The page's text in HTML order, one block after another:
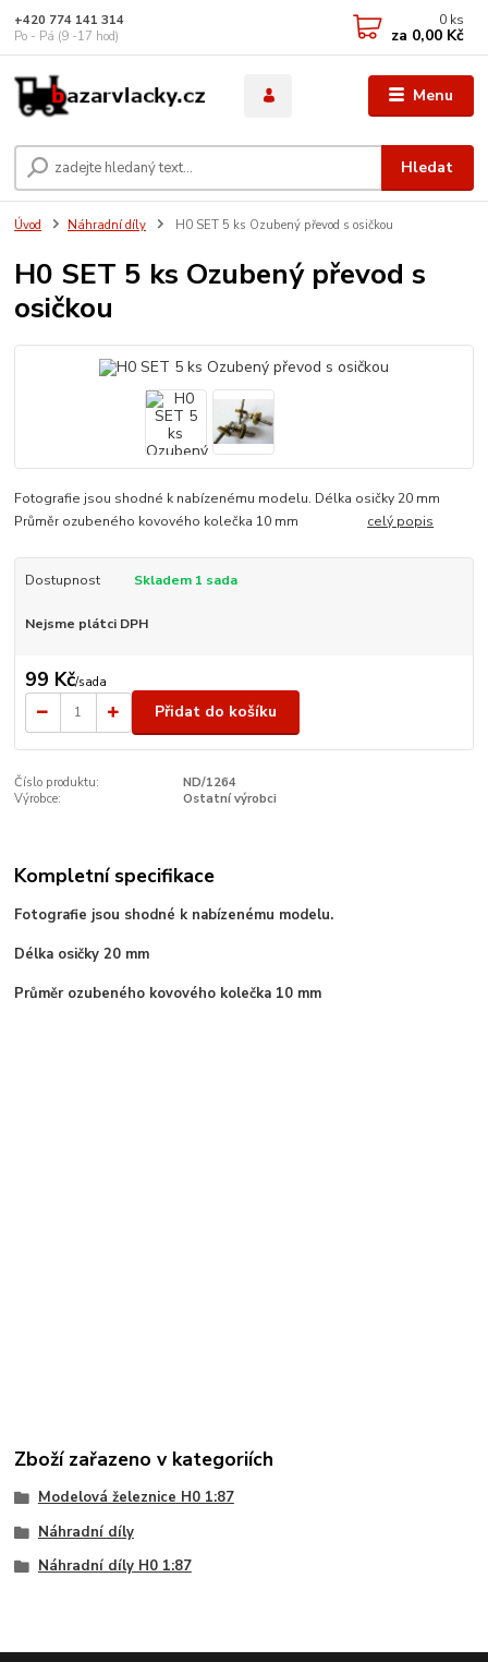
Menu
Hledat
+420 774 141 314
Po - Pá (9 -17 hod)
0 ks
za 0,00 Kč
Úvod Náhradní díly H0 SET 5 ks Ozubený převod s osičkou
H0 SET 5 ks Ozubený převod s
osičkou
Fotografie jsou shodné k nabízenému modelu. Délka osičky 20 mm
Průměr ozubeného kovového kolečka 10 mm celý popis
Dostupnost Skladem 1 sada
Nejsme plátci DPH
99 Kč/sada
Přidat do košíku
Číslo produktu:
ND/1264
Výrobce:
Ostatní výrobci
Kompletní specifikace
Fotografie jsou shodné k nabízenému modelu.
Délka osičky 20 mm
Průměr ozubeného kovového kolečka 10 mm
Zboží zařazeno v kategoriích
Modelová železnice H0 1:87
Náhradní díly
Náhradní díly H0 1:87